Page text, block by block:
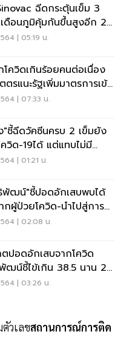
ฉีดกระตุ้นเข็ม 3
ดือนภูมิคุ้มกันขึ้นสูงอีก 21-
| 05:19 น.
โควิดเกินร้อยคนต่อเนื่อง
รแนะรัฐเพิ่มมาตรการเข้ม
| 07:33 น.
ชี้ฉีดวัคซีนครบ 2 เข็มยัง
วิด-19ได้ แต่แทบไม่มี
| 01:21 น.
พัฒน์"ชี้ปอดอักเสบพบได้
กผู้ป่วยโควิด-นำไปสู่การ
| 02:08 น.
ตปอดอักเสบจากโควิด
ฒน์ชี้ไข้เกิน 38.5 นาน 2
ย | 03:26 น.
วเลขสถานการณ์การติด